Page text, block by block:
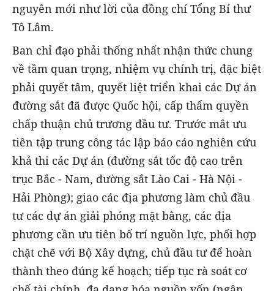
nguyên mới như lời của đồng chí Tổng Bí thư
Tô Lâm.
Ban chỉ đạo phải thống nhất nhận thức chung
về tầm quan trọng, nhiệm vụ chính trị, đặc biệt
phải quyết tâm, quyết liệt triển khai các Dự án
đường sắt đã được Quốc hội, cấp thẩm quyền
chấp thuận chủ trương đầu tư. Trước mắt ưu
tiên tập trung công tác lập báo cáo nghiên cứu
khả thi các Dự án (đường sắt tốc độ cao trên
trục Bắc - Nam, đường sắt Lào Cai - Hà Nội -
Hải Phòng); giao các địa phương làm chủ đầu
tư các dự án giải phóng mặt bằng, các địa
phương cần ưu tiên bố trí nguồn lực, phối hợp
chặt chẽ với Bộ Xây dựng, chủ đầu tư để hoàn
thành theo đúng kế hoạch; tiếp tục rà soát cơ